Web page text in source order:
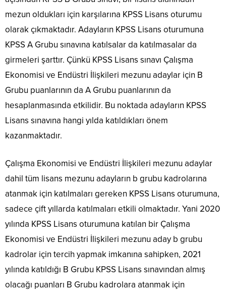
mezun oldukları için karşılarına KPSS Lisans oturumu
olarak çıkmaktadır. Adayların KPSS Lisans oturumuna
KPSS A Grubu sınavına katılsalar da katılmasalar da
girmeleri şarttır. Çünkü KPSS Lisans sınavı Çalışma
Ekonomisi ve Endüstri İlişkileri mezunu adaylar için B
Grubu puanlarının da A Grubu puanlarının da
hesaplanmasında etkilidir. Bu noktada adayların KPSS
Lisans sınavına hangi yılda katıldıkları önem
kazanmaktadır.
Çalışma Ekonomisi ve Endüstri İlişkileri mezunu adaylar
dahil tüm lisans mezunu adayların b grubu kadrolarına
atanmak için katılmaları gereken KPSS Lisans oturumuna,
sadece çift yıllarda katılmaları etkili olmaktadır. Yani 2020
yılında KPSS Lisans oturumuna katılan bir Çalışma
Ekonomisi ve Endüstri İlişkileri mezunu aday b grubu
kadrolar için tercih yapmak imkanına sahipken, 2021
yılında katıldığı B Grubu KPSS Lisans sınavından almış
olacağı puanları B Grubu kadrolara atanmak için